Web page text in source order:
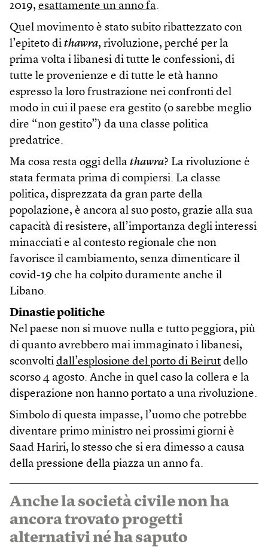
2019, esattamente un anno fa.
Quel movimento è stato subito ribattezzato con
l’epiteto di thawra, rivoluzione, perché per la
prima volta i libanesi di tutte le confessioni, di
tutte le provenienze e di tutte le età hanno
espresso la loro frustrazione nei confronti del
modo in cui il paese era gestito (o sarebbe meglio
dire “non gestito”) da una classe politica
predatrice.
Ma cosa resta oggi della thawra? La rivoluzione è
stata fermata prima di compiersi. La classe
politica, disprezzata da gran parte della
popolazione, è ancora al suo posto, grazie alla sua
capacità di resistere, all’importanza degli interessi
minacciati e al contesto regionale che non
favorisce il cambiamento, senza dimenticare il
covid-19 che ha colpito duramente anche il
Libano.
Dinastie politiche
Nel paese non si muove nulla e tutto peggiora, più
di quanto avrebbero mai immaginato i libanesi,
sconvolti dall’esplosione del porto di Beirut dello
scorso 4 agosto. Anche in quel caso la collera e la
disperazione non hanno portato a una rivoluzione.
Simbolo di questa impasse, l’uomo che potrebbe
diventare primo ministro nei prossimi giorni è
Saad Hariri, lo stesso che si era dimesso a causa
della pressione della piazza un anno fa.
Anche la società civile non ha
ancora trovato progetti
alternativi né ha saputo